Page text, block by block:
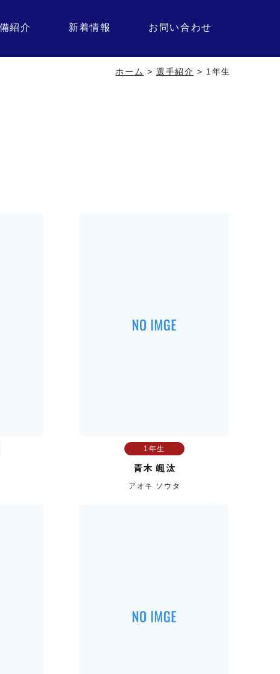
紹介 新着情報 お問い合わせ
ホーム > 選手紹介 > 1年生
1年生
青木 颯汰
アオキ ソウタ